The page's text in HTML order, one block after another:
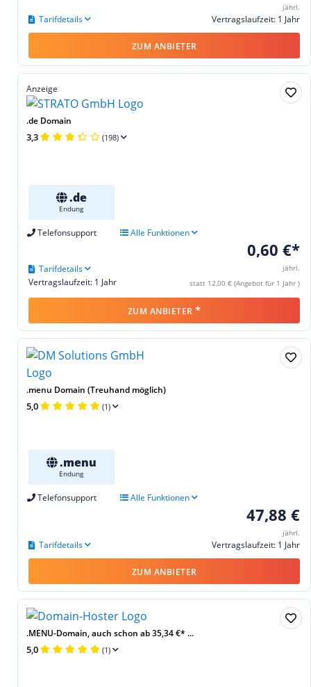
jährl.
Vertragslaufzeit: 1 Jahr
Tarifdetails
ZUM ANBIETER
Anzeige
.de Domain
3,3 (198)
.de
Endung
Telefonsupport Alle Funktionen
0,60 €*
jährl.
statt 12,00 € (Angebot für 1 Jahr )
Vertragslaufzeit: 1 Jahr
Tarifdetails
ZUM ANBIETER *
.menu Domain (Treuhand möglich)
5,0 (1)
.menu
Endung
Telefonsupport Alle Funktionen
47,88 €
jährl.
Vertragslaufzeit: 1 Jahr
Tarifdetails
ZUM ANBIETER
.MENU-Domain, auch schon ab 35,34 €* ...
5,0 (1)